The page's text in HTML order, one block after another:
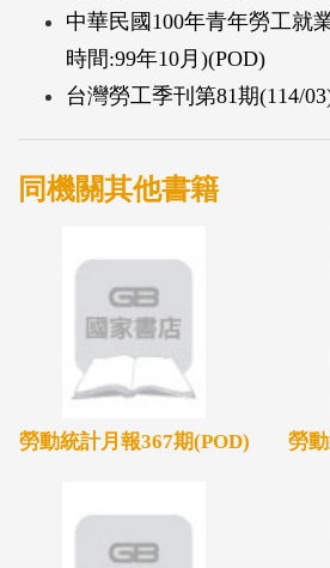
中華民國100年青年勞工就
時間:99年10月)(POD)
台灣勞工季刊第81期(114/
同機關其他書籍
勞動統計月報367期(POD)
勞